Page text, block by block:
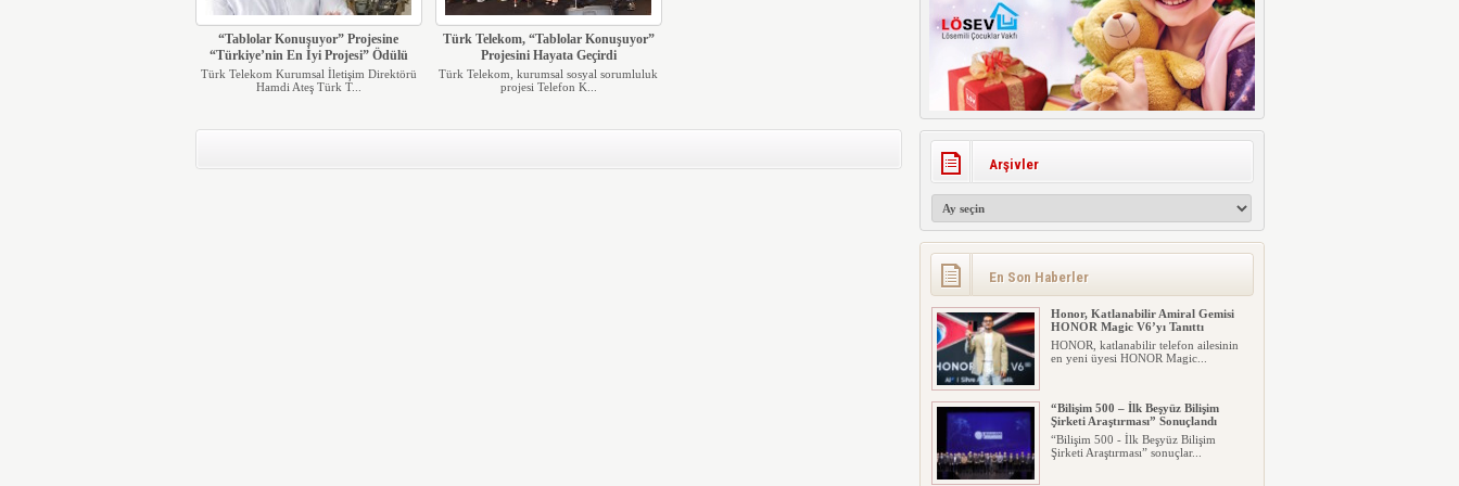
“Tablolar Konuşuyor” Projesine
“Türkiye’nin En İyi Projesi” Ödülü
Türk Telekom Kurumsal İletişim Direktörü
Hamdi Ateş Türk T...
Türk Telekom, “Tablolar Konuşuyor”
Projesini Hayata Geçirdi
Türk Telekom, kurumsal sosyal sorumluluk
projesi Telefon K...
Arşivler
En Son Haberler
Honor, Katlanabilir Amiral Gemisi
HONOR Magic V6’yı Tanıttı
HONOR, katlanabilir telefon ailesinin
en yeni üyesi HONOR Magic...
“Bilişim 500 – İlk Beşyüz Bilişim
Şirketi Araştırması” Sonuçlandı
“Bilişim 500 - İlk Beşyüz Bilişim
Şirketi Araştırması” sonuçlar...